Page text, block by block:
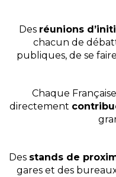
Des réunions
chacun de
publiques, de se
Chaque
directement
Des stands de
gares et des